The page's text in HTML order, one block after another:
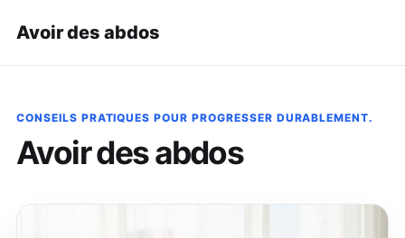
Avoir des abdos
CONSEILS PRATIQUES POUR PROGRESSER DURABLEMENT.
Avoir des abdos